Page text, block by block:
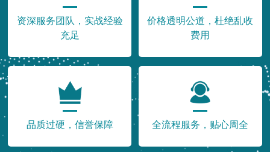
扰的实验台上，环境温度保持在15–30℃，相对湿度
低于80%。检查电源接地良好，气源（如高纯氧
资深服务团队，实战经验
充足
价格透明公道，杜绝乱收
费用
品质过硬，信誉保障 全流程服务，贴心周全